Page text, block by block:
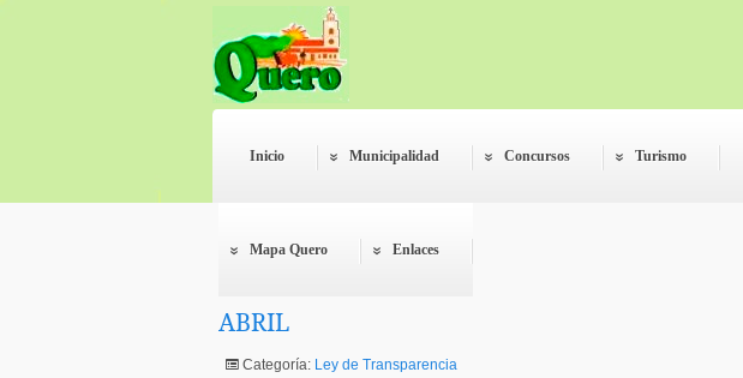
Inicio Municipalidad Concursos Turismo
Mapa Quero Enlaces
ABRIL
Categoría: Ley de Transparencia